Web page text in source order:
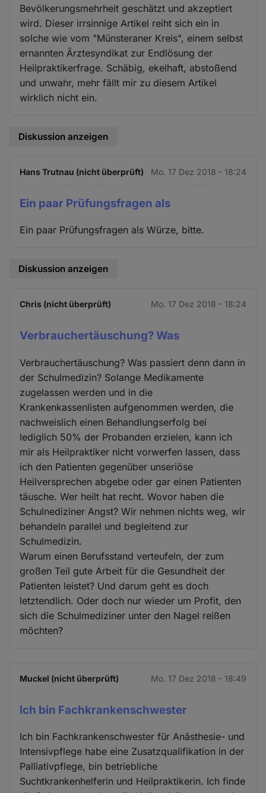
Bevölkerungsmehrheit geschätzt und akzeptiert
wird. Dieser irrsinnige Artikel reiht sich ein in
solche wie vom "Münsteraner Kreis", einem selbst
ernannten Ärztesyndikat zur Endlösung der
Heilpraktikerfrage. Schäbig, ekelhaft, abstoßend
und unwahr, mehr fällt mir zu diesem Artikel
wirklich nicht ein.
Diskussion anzeigen
Hans Trutnau (nicht überprüft) Mo. 17 Dez 2018 - 18:24
Ein paar Prüfungsfragen als
Ein paar Prüfungsfragen als Würze, bitte.
Diskussion anzeigen
Chris (nicht überprüft) Mo. 17 Dez 2018 - 18:24
Verbrauchertäuschung? Was
Verbrauchertäuschung? Was passiert denn dann in
der Schulmedizin? Solange Medikamente
zugelassen werden und in die
Krankenkassenlisten aufgenommen werden, die
nachweislich einen Behandlungserfolg bei
lediglich 50% der Probanden erzielen, kann ich
mir als Heilpraktiker nicht vorwerfen lassen, dass
ich den Patienten gegenüber unseriöse
Heilversprechen abgebe oder gar einen Patienten
täusche. Wer heilt hat recht. Wovor haben die
Schulnediziner Angst? Wir nehmen nichts weg, wir
behandeln parallel und begleitend zur
Schulmedizin.
Warum einen Berufsstand verteufeln, der zum
großen Teil gute Arbeit für die Gesundheit der
Patienten leistet? Und darum geht es doch
letztendlich. Oder doch nur wieder um Profit, den
sich die Schulmediziner unter den Nagel reißen
möchten?
Muckel (nicht überprüft) Mo. 17 Dez 2018 - 18:49
Ich bin Fachkrankenschwester
Ich bin Fachkrankenschwester für Anästhesie- und
Intensivpflege habe eine Zusatzqualifikation in der
Palliativpflege, bin betriebliche
Suchtkrankenhelferin und Heilpraktikerin. Ich finde